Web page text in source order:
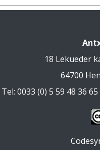
18 Lekueder
64700
Tel: 0033 (0) 5 59 48 36 65